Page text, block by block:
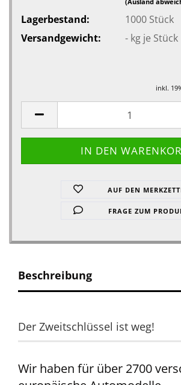
Lagerbestand: 1000 Stück
Versandgewicht:
-kg je Stück
inkl.
AUF DEN
FRAGE ZUM
Beschreibung
Der Zweitschlüssel ist weg!
Wir haben für über 2700